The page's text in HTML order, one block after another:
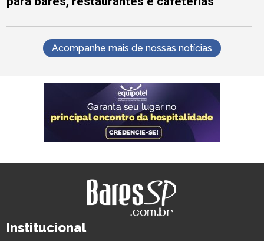
Acompanhe mais de nossas notícias
Institucional